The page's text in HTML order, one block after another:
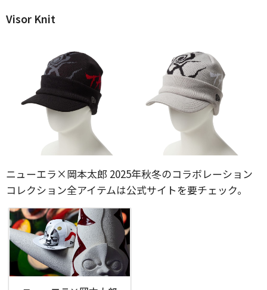
Visor Knit
ニューエラ×岡本太郎 2025年秋冬のコラボレーション
コレクション全アイテムは公式サイトを要チェック。